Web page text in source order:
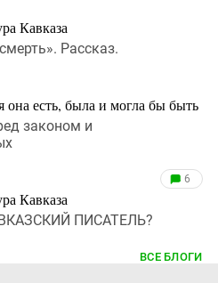
Кавказа
Рассказ.
есть, была и могла бы быть
законом и
Кавказа
6
ПИСАТЕЛЬ?
ВСЕ БЛОГИ